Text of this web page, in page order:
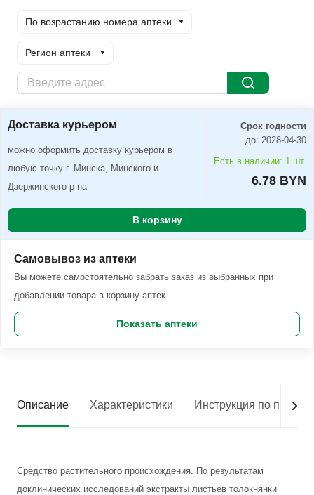
По возрастанию номера аптеки
Регион аптеки
Доставка курьером Заказать
Доставка курьером
можно оформить доставку курьером в
любую точку г. Минска, Минского и
Дзержинского р-на
Срок годности
до: 2028-04-30
Есть в наличии: 1 шт.
6.78 BYN
В корзину
Самовывоз из аптеки
Вы можете самостоятельно забрать заказ из выбранных при
добавлении товара в корзину аптек
Показать аптеки
Описание Характеристики Инструкция по
Средство растительного происхождения. По результатам
доклинических исследований экстракты листьев толокнянки